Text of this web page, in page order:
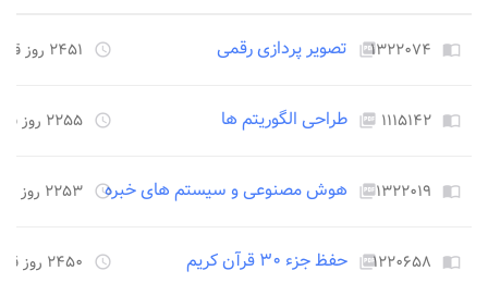
import_contacts ۱۳۲۲۰۷۴picture_as_pdf تصویر پردازی رقمی access_time ۲۴۵۱ روز قبل
import_contacts ۱۱۱۵۱۴۲ picture_as_pdf طراحی الگوریتم ها access_time ۲۲۵۵ روز قبل
import_contacts ۱۳۲۲۰۱۹picture_as_pdf هوش مصنوعی و سیستم های خبرهaccess_time ۲۲۵۳ روز قبل
import_contacts ۱۲۲۰۶۵۸picture_as_pdf حفظ جزء ۳۰ قرآن کریم access_time ۲۴۵۰ روز قبل